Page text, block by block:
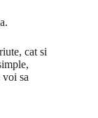
cat si
sa